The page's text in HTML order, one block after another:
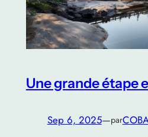
Une grande étape
Sep 6, 2025—par